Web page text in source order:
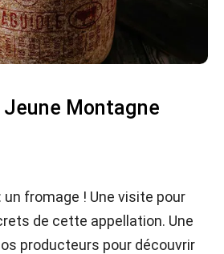
Montagne
un fromage ! Une visite pour
de cette appellation. Une
producteurs pour découvrir